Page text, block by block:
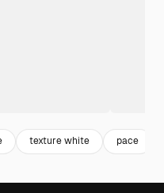
texture white pace